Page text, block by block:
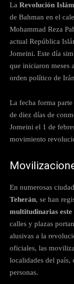
La Revolución
de Bahman en el
Mohammad Reza
actual República
Jomeini. Este día
que iniciaron meses
orden político de
La fecha forma
de diez días de
Jomeini el 1 de
movimiento
En numerosas
Teherán, se han
multitudinarias este
calles y plazas
alusivas a la
oficiales, las
localidades del país,
personas.